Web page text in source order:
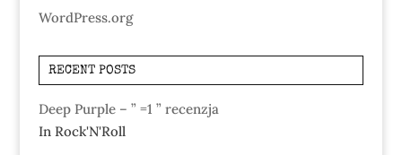
WordPress.org
RECENT POSTS
Deep Purple – ” =1 ” recenzja
In Rock'N'Roll